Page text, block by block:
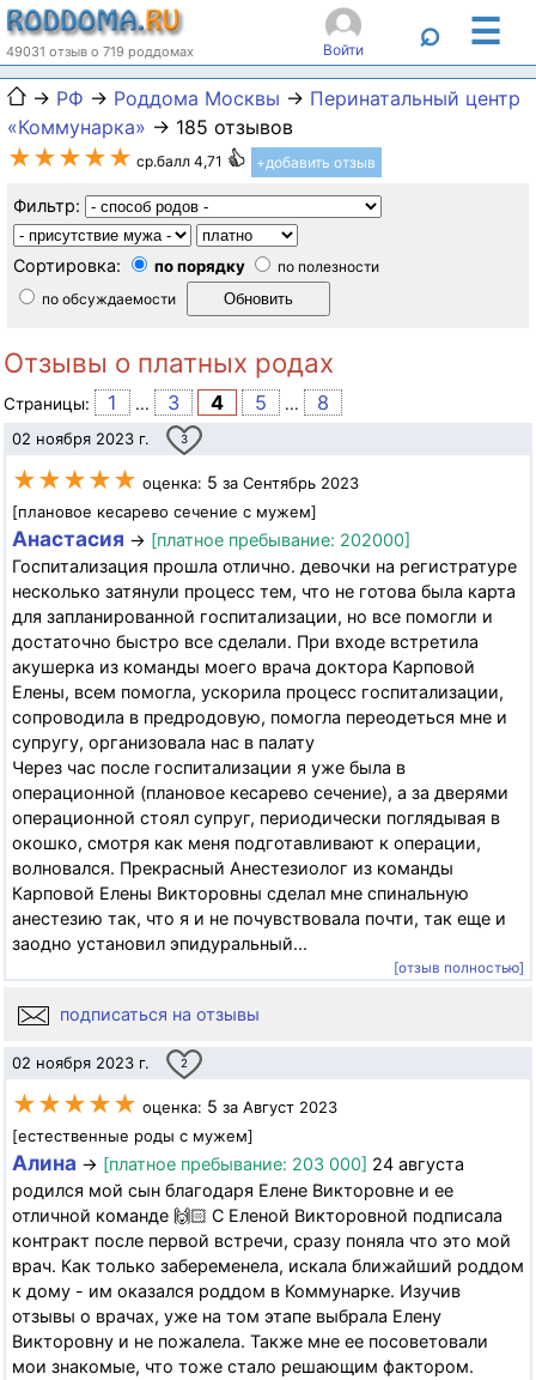
49031 отзыв о 719 роддомах Войти ⌕ ☰
→ РФ → Роддома Москвы → Перинатальный центр
«Коммунарка» → 185 отзывов
★★★★★ ср.балл 4,71 +добавить отзыв
Фильтр:
Сортировка: по порядку
по полезности
по обсуждаемости
Отзывы о платных родах
Страницы: 1 ... 3 4 5 ... 8
02 ноября 2023 г. 3
★★★★★ оценка: 5 за Сентябрь 2023
[плановое кесарево сечение с мужем]
Анастасия → [платное пребывание: 202000]
Госпитализация прошла отлично. девочки на регистратуре
несколько затянули процесс тем, что не готова была карта
для запланированной госпитализации, но все помогли и
достаточно быстро все сделали. При входе встретила
акушерка из команды моего врача доктора Карповой
Елены, всем помогла, ускорила процесс госпитализации,
сопроводила в предродовую, помогла переодеться мне и
супругу, организовала нас в палату
Через час после госпитализации я уже была в
операционной (плановое кесарево сечение), а за дверями
операционной стоял супруг, периодически поглядывая в
окошко, смотря как меня подготавливают к операции,
волновался. Прекрасный Анестезиолог из команды
Карповой Елены Викторовны сделал мне спинальную
анестезию так, что я и не почувствовала почти, так еще и
заодно установил эпидуральный...
[отзыв полностью]
подписаться на отзывы
02 ноября 2023 г. 2
★★★★★ оценка: 5 за Август 2023
[естественные роды с мужем]
Алина → [платное пребывание: 203 000] 24 августа
родился мой сын благодаря Елене Викторовне и ее
отличной команде 🙌🏻 С Еленой Викторовной подписала
контракт после первой встречи, сразу поняла что это мой
врач. Как только забеременела, искала ближайший роддом
к дому - им оказался роддом в Коммунарке. Изучив
отзывы о врачах, уже на том этапе выбрала Елену
Викторовну и не пожалела. Также мне ее посоветовали
мои знакомые, что тоже стало решающим фактором.